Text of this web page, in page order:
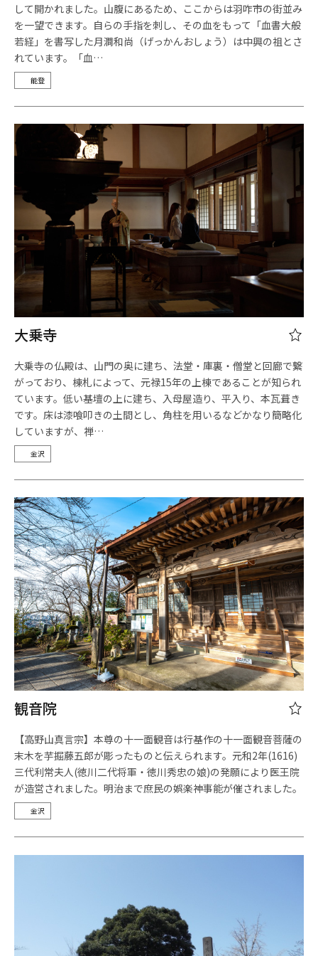
して開かれました。山腹にあるため、ここからは羽咋市の街並み
を一望できます。自らの手指を刺し、その血をもって「血書大般
若経」を書写した月澗和尚（げっかんおしょう）は中興の祖とさ
れています。「血…
能登
大乗寺
大乗寺の仏殿は、山門の奥に建ち、法堂・庫裏・僧堂と回廊で繋
がっており、棟札によって、元禄15年の上棟であることが知られ
ています。低い基壇の上に建ち、入母屋造り、平入り、本瓦葺き
です。床は漆喰叩きの土間とし、角柱を用いるなどかなり簡略化
していますが、禅…
金沢
観音院
【高野山真言宗】本尊の十一面観音は行基作の十一面観音菩薩の
末木を芋掘藤五郎が彫ったものと伝えられます。元和2年(1616)
三代利常夫人(徳川二代将軍・徳川秀忠の娘)の発願により医王院
が造営されました。明治まで庶民の娯楽神事能が催されました。
金沢